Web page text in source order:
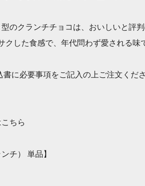
のクランチチョコは、おいしいと評
クした食感で、年代問わず愛される味
に必要事項をご記入の上ご注文くださ
ちら
チ） 単品】